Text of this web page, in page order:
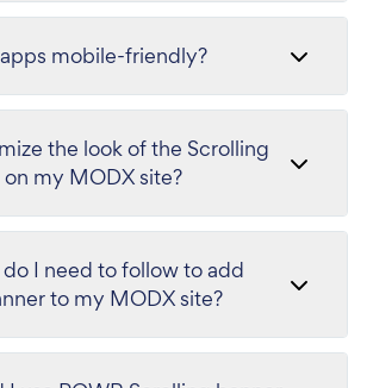
mobile-friendly?
the look of the Scrolling
my MODX site?
I need to follow to add
to my MODX site?